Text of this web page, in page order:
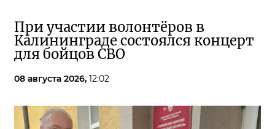
При участии волонтёров в
Калининграде состоялся концерт
для бойцов СВО
08 августа 2026, 12:02